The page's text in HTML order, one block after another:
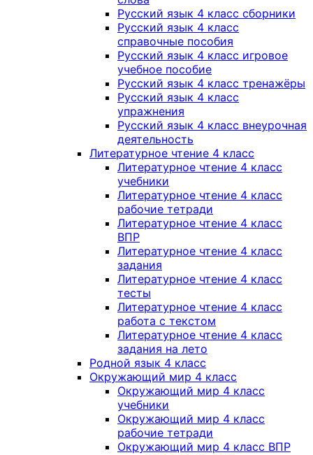
Русский язык 4 класс сборники
Русский язык 4 класс
справочные пособия
Русский язык 4 класс игровое
учебное пособие
Русский язык 4 класс тренажёры
Русский язык 4 класс
упражнения
Русский язык 4 класс внеурочная
деятельность
Литературное чтение 4 класс
Литературное чтение 4 класс
учебники
Литературное чтение 4 класс
рабочие тетради
Литературное чтение 4 класс
ВПР
Литературное чтение 4 класс
задания
Литературное чтение 4 класс
тесты
Литературное чтение 4 класс
работа с текстом
Литературное чтение 4 класс
задания на лето
Родной язык 4 класс
Окружающий мир 4 класс
Окружающий мир 4 класс
учебники
Окружающий мир 4 класс
рабочие тетради
Окружающий мир 4 класс ВПР